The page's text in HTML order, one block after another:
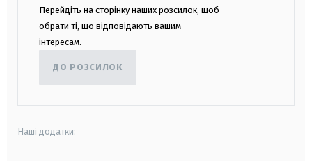
Перейдіть на сторінку наших розсилок, щоб
обрати ті, що відповідають вашим
інтересам.
ДО РОЗСИЛОК
Наші додатки: